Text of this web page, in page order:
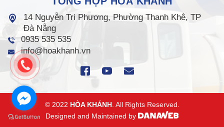
14 Nguyễn Tri Phương, Phường Thanh Khê, TP
Đà Nẵng
0935 535 535
info@hoakhanh.vn
© 2022 HÒA KHÁNH. All Rights Reserved.
Designed and Maintained by